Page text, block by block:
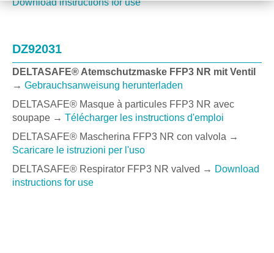
Download instructions for use
DZ92031
DELTASAFE® Atemschutzmaske FFP3 NR mit Ventil
→ Gebrauchsanweisung herunterladen
DELTASAFE® Masque à particules FFP3 NR avec
soupape → Télécharger les instructions d'emploi
DELTASAFE® Mascherina FFP3 NR con valvola →
Scaricare le istruzioni per l'uso
DELTASAFE® Respirator FFP3 NR valved → Download
instructions for use